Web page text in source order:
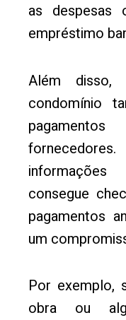
as despesas
empréstimo
Além
condomínio
consegue
pagamentos
um
Por exemplo,
obra ou